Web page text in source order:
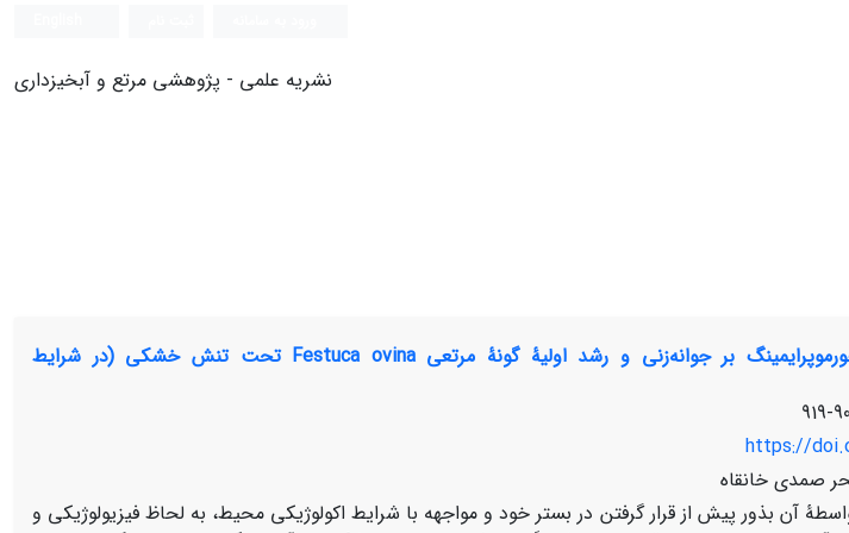
نشریه علمی - پژوهشی مرتع و آبخیزداری
بررسی اثر تیمارهای اسموپرایمینگ و هورموپرایمینگ بر جوانه‌زنی و رشد اولیۀ گونۀ مرتعی Festuca ovina تحت تنش خشکی (در شرایط
https://
صمدی خانقاه
آن بذور پیش از قرار گرفتن در بستر خود و مواجهه با شرایط اکولوژیکی محیط، به لحاظ فیزیولوژیکی و